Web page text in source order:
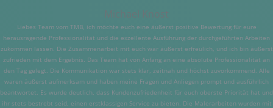
Michael Knost
Liebes Team vom TMB, ich möchte euch eine äußerst positive Bewertung für eure
herausragende Professionalität und die exzellente Ausführung der durchgeführten Arbeiten
zukommen lassen. Die Zusammenarbeit mit euch war äußerst erfreulich, und ich bin äußerst
zufrieden mit dem Ergebnis. Das Team hat von Anfang an eine absolute Professionalität an
den Tag gelegt. Die Kommunikation war stets klar, zeitnah und höchst zuvorkommend. Alle
waren äußerst aufmerksam und haben meine Fragen und Anliegen prompt und ausführlich
beantwortet. Es wurde deutlich, dass Kundenzufriedenheit für euch oberste Priorität hat und
ihr stets bestrebt seid, einen erstklassigen Service zu bieten. Die Malerarbeiten wurden mit